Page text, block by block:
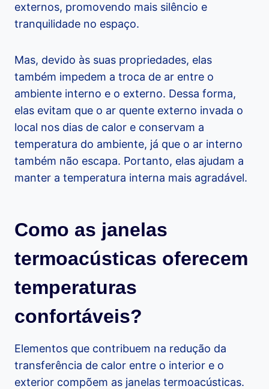
externos, promovendo mais silêncio e
tranquilidade no espaço.
Mas, devido às suas propriedades, elas
também impedem a troca de ar entre o
ambiente interno e o externo. Dessa forma,
elas evitam que o ar quente externo invada o
local nos dias de calor e conservam a
temperatura do ambiente, já que o ar interno
também não escapa. Portanto, elas ajudam a
manter a temperatura interna mais agradável.
Como as janelas
termoacústicas oferecem
temperaturas
confortáveis?
Elementos que contribuem na redução da
transferência de calor entre o interior e o
exterior compõem as janelas termoacústicas.